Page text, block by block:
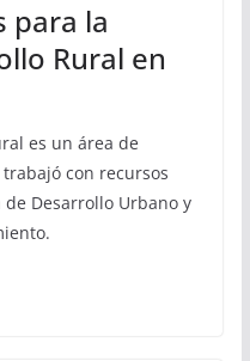
para la
Rural en
es un área de
con recursos
Desarrollo Urbano y